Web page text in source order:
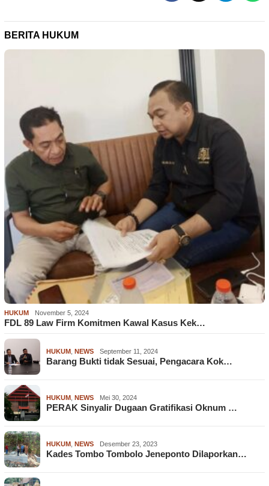
BERITA HUKUM
HUKUM November 5, 2024
FDL 89 Law Firm Komitmen Kawal Kasus Kek…
HUKUM NEWS September 11, 2024
Barang Bukti tidak Sesuai, Pengacara Kok…
HUKUM NEWS Mei 30, 2024
PERAK Sinyalir Dugaan Gratifikasi Oknum …
HUKUM NEWS Desember 23, 2023
Kades Tombo Tombolo Jeneponto Dilaporkan…